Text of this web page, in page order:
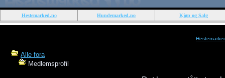
Hestemarked.no Hundemarked.no Kjøp og Salg
Alle fora
Medlemsprofil